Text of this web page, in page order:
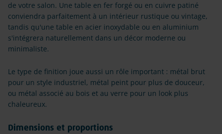
de votre salon. Une table en fer forgé ou en cuivre patiné
conviendra parfaitement à un intérieur rustique ou vintage,
tandis qu'une table en acier inoxydable ou en aluminium
s'intégrera naturellement dans un décor moderne ou
minimaliste.
Le type de finition joue aussi un rôle important : métal brut
pour un style industriel, métal peint pour plus de douceur,
ou métal associé au bois et au verre pour un look plus
chaleureux.
Dimensions et proportions